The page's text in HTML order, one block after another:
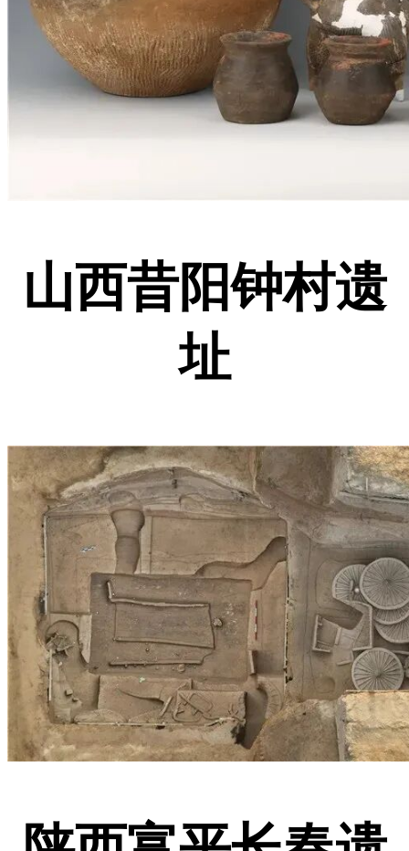
山西昔阳钟村遗
址